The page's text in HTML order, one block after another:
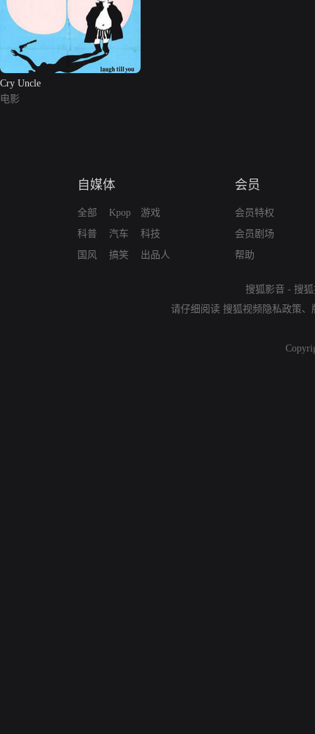
Cry Uncle
电影
自媒体
全部
科普
国风
Kpop
汽车
搞笑
游戏
科技
出品人
会员
会员特权
会员剧场
帮助
搜狐影音 - 搜
请仔细阅读 搜狐视频隐私政策、